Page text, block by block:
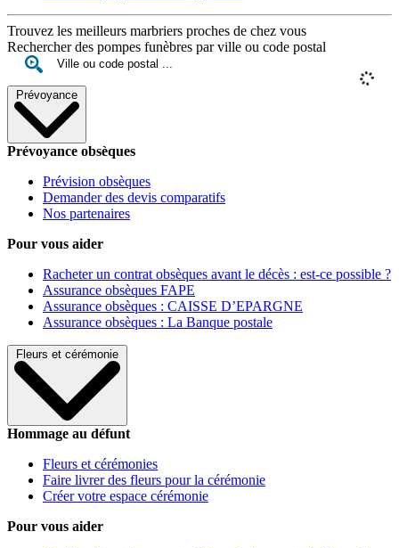
Trouvez les meilleurs marbriers proches de chez vous
Rechercher des pompes funèbres par ville ou code postal
Prévoyance
Prévoyance obsèques
Prévision obsèques
Demander des devis comparatifs
Nos partenaires
Pour vous aider
Racheter un contrat obsèques avant le décès : est-ce possible ?
Assurance obsèques FAPE
Assurance obsèques : CAISSE D’EPARGNE
Assurance obsèques : La Banque postale
Fleurs et cérémonie
Hommage au défunt
Fleurs et cérémonies
Faire livrer des fleurs pour la cérémonie
Créer votre espace cérémonie
Pour vous aider